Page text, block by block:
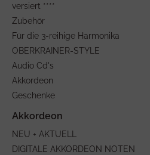
versiert ****
Zubehör
Für die 3-reihige Harmonika
OBERKRAINER-STYLE
Audio Cd's
Akkordeon
Geschenke
NEU + AKTUELL
DIGITALE AKKORDEON NOTEN